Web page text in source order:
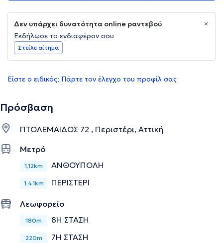
Δεν υπάρχει δυνατότητα online ραντεβού
Εκδήλωσε το ενδιαφέρον σου
Στείλε αίτημα
Είστε ο ειδικός; Πάρτε τον έλεγχο του προφίλ σας
Πρόσβαση
ΠΤΟΛΕΜΑΙΔΟΣ 72 , Περιστέρι, Αττική
Μετρό
1,12km ΑΝΘΟΥΠΟΛΗ
1,41km ΠΕΡΙΣΤΕΡΙ
Λεωφορείο
180m 8Η ΣΤΑΣΗ
220m 7Η ΣΤΑΣΗ